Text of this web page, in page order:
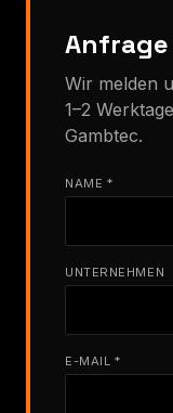
Anfrage
Wir melden
1–2
Gambtec.
NAME *
UNTERNEHMEN
E-MAIL *